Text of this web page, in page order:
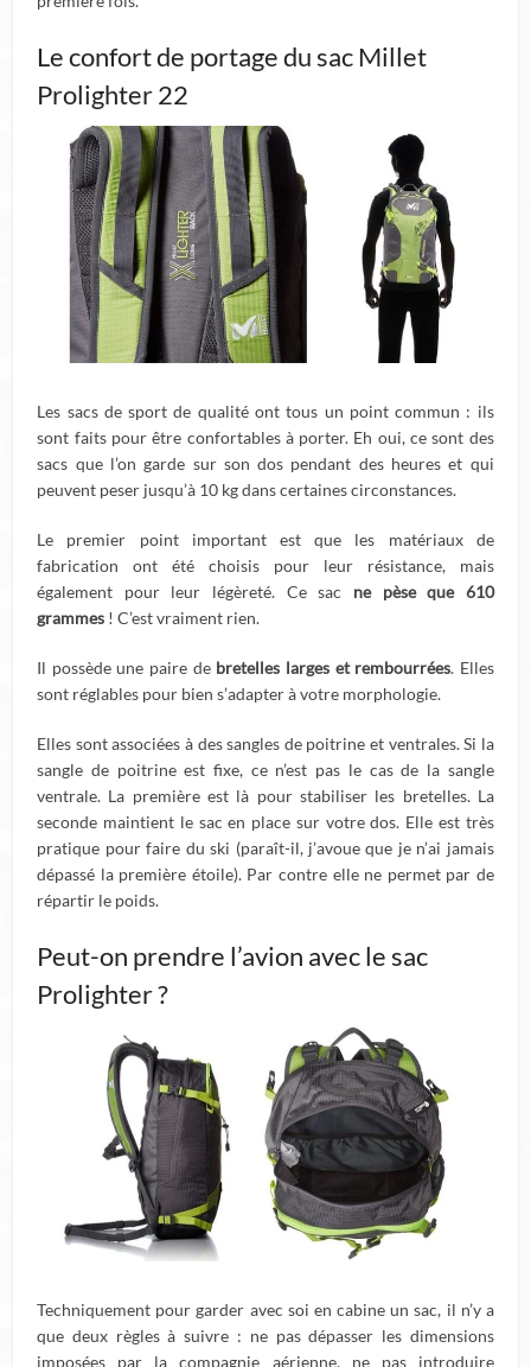
Le confort de portage du sac Millet
Prolighter 22
Les sacs de sport de qualité ont tous un point commun : ils
sont faits pour être confortables à porter. Eh oui, ce sont des
sacs que l’on garde sur son dos pendant des heures et qui
peuvent peser jusqu’à 10 kg dans certaines circonstances.
Le premier point important est que les matériaux de
fabrication ont été choisis pour leur résistance, mais
également pour leur légèreté. Ce sac ne pèse que 610
grammes ! C’est vraiment rien.
Il possède une paire de bretelles larges et rembourrées. Elles
sont réglables pour bien s’adapter à votre morphologie.
Elles sont associées à des sangles de poitrine et ventrales. Si la
sangle de poitrine est fixe, ce n’est pas le cas de la sangle
ventrale. La première est là pour stabiliser les bretelles. La
seconde maintient le sac en place sur votre dos. Elle est très
pratique pour faire du ski (paraît-il, j’avoue que je n’ai jamais
dépassé la première étoile). Par contre elle ne permet par de
répartir le poids.
Peut-on prendre l’avion avec le sac
Prolighter ?
Techniquement pour garder avec soi en cabine un sac, il n’y a
que deux règles à suivre : ne pas dépasser les dimensions
imposées par la compagnie aérienne, ne pas introduire